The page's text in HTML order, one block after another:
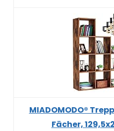
MIADOMODO®
Fächer,